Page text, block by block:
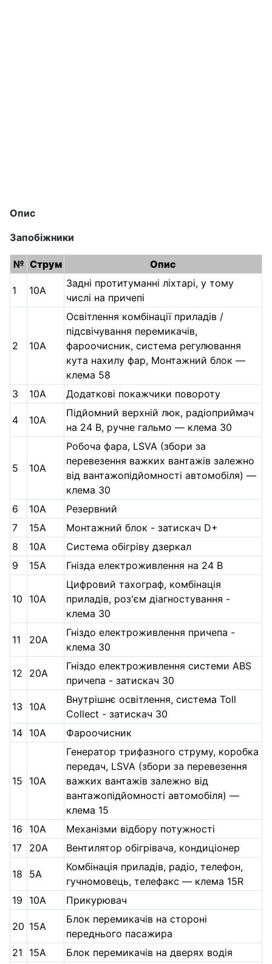
Опис
Запобіжники
№ Струм Опис
1 10А
Задні протитуманні ліхтарі, у тому
числі на причепі
2 10А
Освітлення комбінації приладів /
підсвічування перемикачів,
фароочисник, система регулювання
кута нахилу фар, Монтажний блок —
клема 58
3
10A Додаткові покажчики повороту
4 10A
Підйомний верхній люк, радіоприймач
на 24 В, ручне гальмо — клема 30
5 10А
Робоча фара, LSVA (збори за
перевезення важких вантажів залежно
від вантажопідйомності автомобіля) —
клема 30
6
10А
Резервний
7
15А
Монтажний блок - затискач D+
8
10А
Система обігріву дзеркал
9
15А Гнізда електроживлення на 24 В
10 10А
Цифровий тахограф, комбінація
приладів, роз'єм діагностування -
клема 30
11 20А
Гніздо електроживлення причепа -
клема 30
12 20А
Гніздо електроживлення системи ABS
причепа - затискач 30
13 10А
Внутрішнє освітлення, система Toll
Collect - затискач 30
14 10А Фароочисник
15 10А
Генератор трифазного струму, коробка
передач, LSVA (збори за перевезення
важких вантажів залежно від
вантажопідйомності автомобіля) —
клема 15
16
10А
Механізми відбору потужності
17
20А Вентилятор обігрівача, кондиціонер
18 5А
Комбінація приладів, радіо, телефон,
гучномовець, телефакс — клема 15R
19
10А Прикурювач
20 15А
Блок перемикачів на стороні
переднього пасажира
21
15А Блок перемикачів на дверях водія